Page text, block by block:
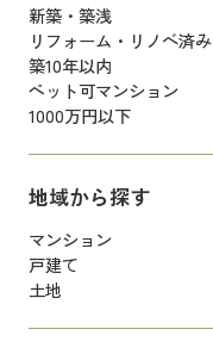
新築・築浅
リフォーム・リノベ済み
築10年以内
ペット可マンション
1000万円以下
地域から探す
マンション
戸建て
土地